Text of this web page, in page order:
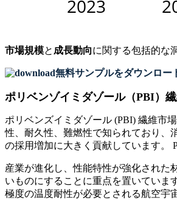
市場規模と 成長動向に関する包括的な
無料サンプルをダウンロー
ポリベンゾイミダゾール（PBI）
ポリベンズイミダゾール (PBI) 繊維市
性、耐久性、難燃性で知られており、
の採用増加に大きく貢献しています。
産業が進化し、性能特性が強化された
いものにすることに重点を置いていま
極度の温度耐性が必要とされる航空宇